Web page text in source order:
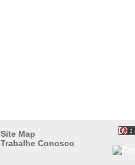
Site Map
Trabalhe Conosco